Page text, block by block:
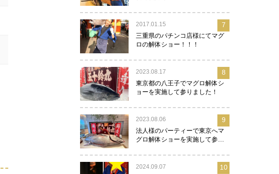
2017.01.15
三重県のパチンコ店様にてマグ
ロの解体ショー！！！
7
2023.08.17
東京都の八王子でマグロ解体シ
ョーを実施して参りました！
8
2023.08.06
法人様のパーティーで東京へマ
グロ解体ショーを実施して参り
9
2024.09.07 10